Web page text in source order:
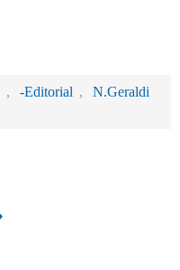
, -Editorial ,
N.Geraldi